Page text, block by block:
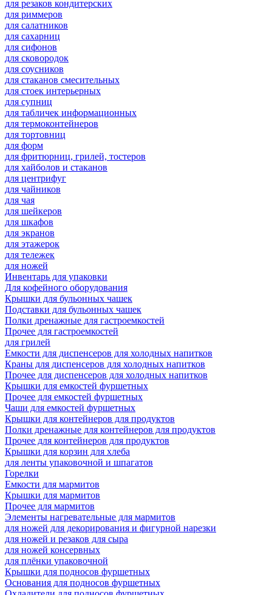
для резаков кондитерских
для риммеров
для салатников
для сахарниц
для сифонов
для сковородок
для соусников
для стаканов смесительных
для стоек интерьерных
для супниц
для табличек информационных
для термоконтейнеров
для тортовниц
для форм
для фритюрниц, грилей, тостеров
для хайболов и стаканов
для центрифуг
для чайников
для чая
для шейкеров
для шкафов
для экранов
для этажерок
для тележек
для ножей
Инвентарь для упаковки
Для кофейного оборудования
Крышки для бульонных чашек
Подставки для бульонных чашек
Полки дренажные для гастроемкостей
Прочее для гастроемкостей
для грилей
Емкости для диспенсеров для холодных напитков
Краны для диспенсеров для холодных напитков
Прочее для диспенсеров для холодных напитков
Крышки для емкостей фуршетных
Прочее для емкостей фуршетных
Чаши для емкостей фуршетных
Крышки для контейнеров для продуктов
Полки дренажные для контейнеров для продуктов
Прочее для контейнеров для продуктов
Крышки для корзин для хлеба
для ленты упаковочной и шпагатов
Горелки
Емкости для мармитов
Крышки для мармитов
Прочее для мармитов
Элементы нагревательные для мармитов
для ножей для декорирования и фигурной нарезки
для ножей и резаков для сыра
для ножей консервных
для плёнки упаковочной
Крышки для подносов фуршетных
Основания для подносов фуршетных